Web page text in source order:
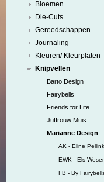
Bloemen
Die-Cuts
Gereedschappen
Journaling
Kleuren/ Kleurplaten
Knipvellen
Barto Design
Fairybells
Friends for Life
Juffrouw Muis
Marianne Design
AK - Eline
EWK - Els
FB - By